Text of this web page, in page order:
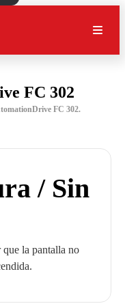
FC 302
FC 302.
/ Sin
que la pantalla no